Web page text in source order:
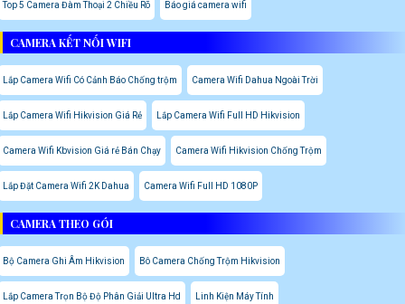
Top 5 Camera Đàm Thoại 2 Chiều Rõ Báo giá camera wifi
CAMERA KẾT NỐI WIFI
Lắp Camera Wifi Có Cảnh Báo Chống trộm Camera Wifi Dahua Ngoài Trời
Lắp Camera Wifi Hikvision Giá Rẻ Lắp Camera Wifi Full HD Hikvision
Camera Wifi Kbvision Giá rẻ Bán Chạy Camera Wifi Hikvision Chống Trộm
Lắp Đặt Camera Wifi 2K Dahua Camera Wifi Full HD 1080P
CAMERA THEO GÓI
Bộ Camera Ghi Âm Hikvision Bô Camera Chống Trộm Hikvision
Lắp Camera Trọn Bộ Độ Phân Giải Ultra Hd Linh Kiện Máy Tính